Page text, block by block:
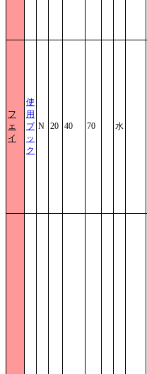
フ
ェ
イ
使
用
ブ
ッ
ク
N 20 40 70 水